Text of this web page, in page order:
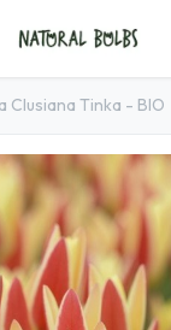
Clusiana Tinka - BIO